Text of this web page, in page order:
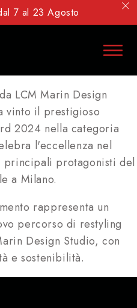
7 al 23 Agosto
LCM Marin Design
vinto il prestigioso
2024 nella categoria
l'eccellenza nel
protagonisti del
a Milano.
rappresenta un
percorso di restyling
Design Studio, con
e sostenibilità.